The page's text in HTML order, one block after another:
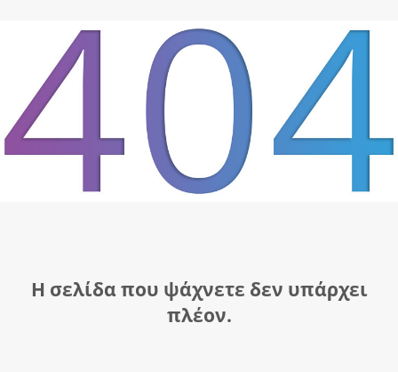
Η σελίδα που ψάχνετε δεν υπάρχει
πλέον.